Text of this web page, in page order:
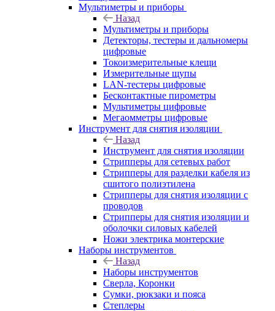
Мультиметры и приборы
Назад
Мультиметры и приборы
Детекторы, тестеры и дальномеры
цифровые
Токоизмерительные клещи
Измерительные щупы
LAN-тестеры цифровые
Бесконтактные пирометры
Мультиметры цифровые
Мегаомметры цифровые
Инструмент для снятия изоляции
Назад
Инструмент для снятия изоляции
Стрипперы для сетевых работ
Стрипперы для разделки кабеля из
сшитого полиэтилена
Cтрипперы для снятия изоляции с
проводов
Стрипперы для снятия изоляции и
оболочки силовых кабелей
Ножи электрика монтерские
Наборы инструментов
Назад
Наборы инструментов
Сверла, Коронки
Сумки, рюкзаки и пояса
Степлеры